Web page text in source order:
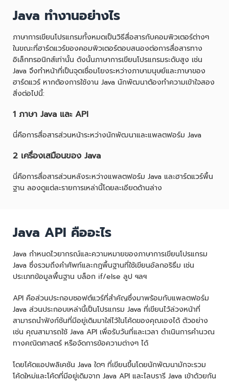
Java ทำงานอย่างไร
ภาษาการเขียนโปรแกรมทั้งหมดเป็นวิธีสื่อสารกับคอมพิวเตอร์ต่างๆ
ในขณะที่ฮาร์ดแวร์ของคอมพิวเตอร์ตอบสนองต่อการสื่อสารทาง
อิเล็กทรอนิกส์เท่านั้น ดังนั้นภาษาการเขียนโปรแกรมระดับสูง เช่น
Java จึงทำหน้าที่เป็นจุดเชื่อมโยงระหว่างภาษามนุษย์และภาษาของ
ฮาร์ดแวร์ หากต้องการใช้งาน Java นักพัฒนาต้องทำความเข้าใจสอง
สิ่งต่อไปนี้:
1 ภาษา Java และ API
นี่คือการสื่อสารส่วนหน้าระหว่างนักพัฒนาและแพลตฟอร์ม Java
2 เครื่องเสมือนของ Java
นี่คือการสื่อสารส่วนหลังระหว่างแพลตฟอร์ม Java และฮาร์ดแวร์พื้น
ฐาน ลองดูแต่ละรายการเหล่านี้โดยละเอียดด้านล่าง
Java API คืออะไร
Java กำหนดไวยากรณ์และความหมายของภาษาการเขียนโปรแกรม
Java ซึ่งรวมถึงคำศัพท์และกฎพื้นฐานที่ใช้เขียนอัลกอริธึม เช่น
ประเภทข้อมูลพื้นฐาน บล็อก if/else ลูป ฯลฯ
API คือส่วนประกอบซอฟต์แวร์ที่สำคัญซึ่งมาพร้อมกับแพลตฟอร์ม
Java ส่วนประกอบเหล่านี้เป็นโปรแกรม Java ที่เขียนไว้ล่วงหน้าที่
สามารถนำฟังก์ชันที่มีอยู่เดิมมาใส่ไว้ในโค้ดของคุณเองได้ ตัวอย่าง
เช่น คุณสามารถใช้ Java API เพื่อรับวันที่และเวลา ดำเนินการคำนวณ
ทางคณิตศาสตร์ หรือจัดการข้อความต่างๆ ได้
โดยโค้ดแอปพลิเคชัน Java ใดๆ ที่เขียนขึ้นโดยนักพัฒนามักจะรวม
โค้ดใหม่และโค้ดที่มีอยู่เดิมจาก Java API และไลบรารี Java เข้าด้วยกัน